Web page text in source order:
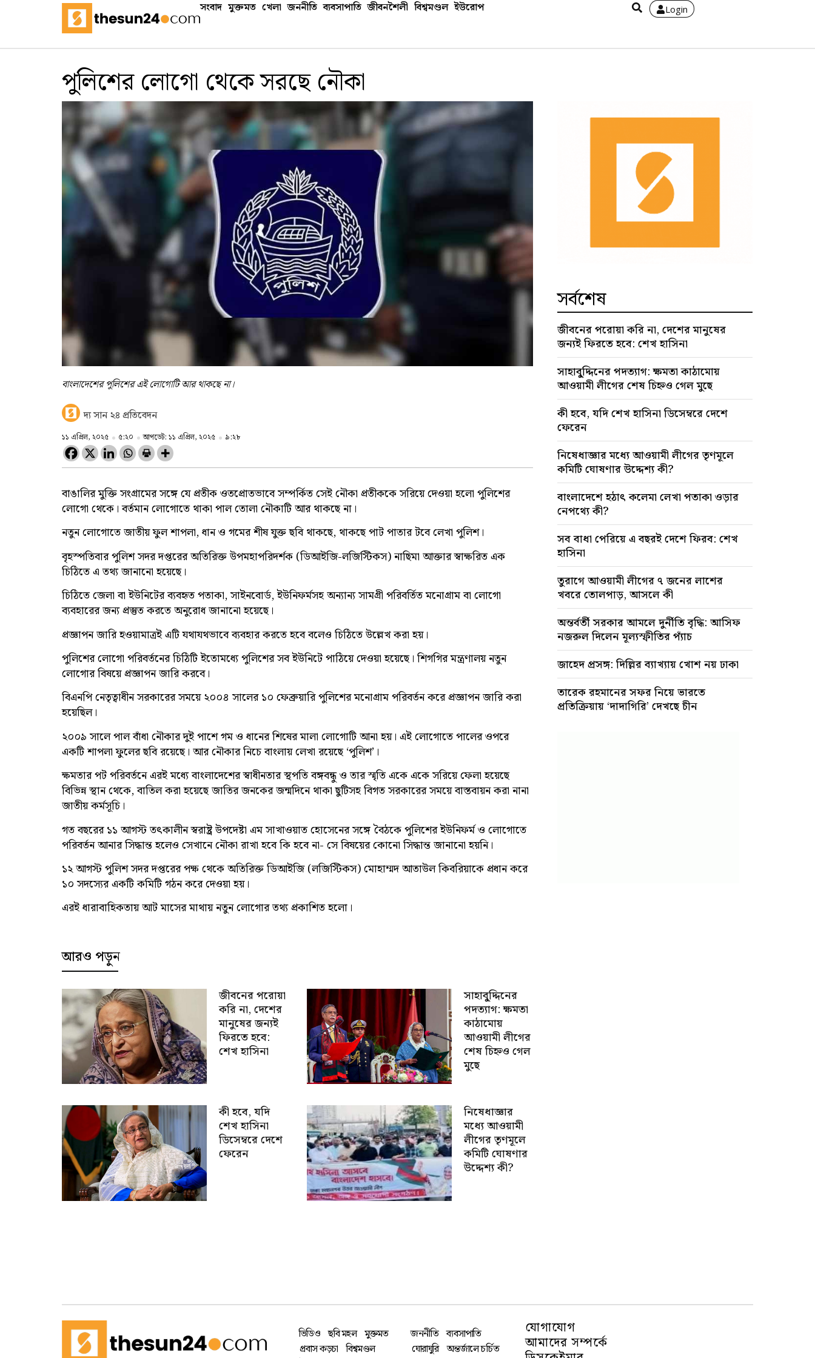
সংবাদ মুক্তমত খেলা জননীতি ব্যবসাপাতি জীবনশৈলী বিশ্বমণ্ডল ইউরোপ Login
পুলিশের লোগো থেকে সরছে নৌকা
বাংলাদেশের পুলিশের এই লোগোটি আর থাকছে না।
দ্য সান ২৪ প্রতিবেদন
১১ এপ্রিল, ২০২৫ ৫:২০ আপডেট: ১১ এপ্রিল, ২০২৫ ৯:২৮
বাঙালির মুক্তি সংগ্রামের সঙ্গে যে প্রতীক ওতপ্রোতভাবে সম্পর্কিত সেই নৌকা প্রতীককে সরিয়ে দেওয়া হলো পুলিশের
লোগো থেকে। বর্তমান লোগোতে থাকা পাল তোলা নৌকাটি আর থাকছে না।
নতুন লোগোতে জাতীয় ফুল শাপলা, ধান ও গমের শীষ যুক্ত ছবি থাকছে, থাকছে পাট পাতার টবে লেখা পুলিশ।
বৃহস্পতিবার পুলিশ সদর দপ্তরের অতিরিক্ত উপমহাপরিদর্শক (ডিআইজি-লজিস্টিকস) নাছিমা আক্তার স্বাক্ষরিত এক
চিঠিতে এ তথ্য জানানো হয়েছে।
চিঠিতে জেলা বা ইউনিটের ব্যবহৃত পতাকা, সাইনবোর্ড, ইউনিফর্মসহ অন্যান্য সামগ্রী পরিবর্তিত মনোগ্রাম বা লোগো
ব্যবহারের জন্য প্রস্তুত করতে অনুরোধ জানানো হয়েছে।
প্রজ্ঞাপন জারি হওয়ামাত্রই এটি যথাযথভাবে ব্যবহার করতে হবে বলেও চিঠিতে উল্লেখ করা হয়।
পুলিশের লোগো পরিবর্তনের চিঠিটি ইতোমধ্যে পুলিশের সব ইউনিটে পাঠিয়ে দেওয়া হয়েছে। শিগগির মন্ত্রণালয় নতুন
লোগোর বিষয়ে প্রজ্ঞাপন জারি করবে।
বিএনপি নেতৃত্বাধীন সরকারের সময়ে ২০০৪ সালের ১০ ফেব্রুয়ারি পুলিশের মনোগ্রাম পরিবর্তন করে প্রজ্ঞাপন জারি করা
হয়েছিল।
২০০৯ সালে পাল বাঁধা নৌকার দুই পাশে গম ও ধানের শিষের মালা লোগোটি আনা হয়। এই লোগোতে পালের ওপরে
একটি শাপলা ফুলের ছবি রয়েছে। আর নৌকার নিচে বাংলায় লেখা রয়েছে ‘পুলিশ’।
ক্ষমতার পট পরিবর্তনে এরই মধ্যে বাংলাদেশের স্বাধীনতার স্থপতি বঙ্গবন্ধু ও তার স্মৃতি একে একে সরিয়ে ফেলা হয়েছে
বিভিন্ন স্থান থেকে, বাতিল করা হয়েছে জাতির জনকের জন্মদিনে থাকা ছুটিসহ বিগত সরকারের সময়ে বাস্তবায়ন করা নানা
জাতীয় কর্মসূচি।
গত বছরের ১১ আগস্ট তৎকালীন স্বরাষ্ট্র উপদেষ্টা এম সাখাওয়াত হোসেনের সঙ্গে বৈঠকে পুলিশের ইউনিফর্ম ও লোগোতে
পরিবর্তন আনার সিদ্ধান্ত হলেও সেখানে নৌকা রাখা হবে কি হবে না- সে বিষয়ের কোনো সিদ্ধান্ত জানানো হয়নি।
১২ আগস্ট পুলিশ সদর দপ্তরের পক্ষ থেকে অতিরিক্ত ডিআইজি (লজিস্টিকস) মোহাম্মদ আতাউল কিবরিয়াকে প্রধান করে
১০ সদস্যের একটি কমিটি গঠন করে দেওয়া হয়।
এরই ধারাবাহিকতায় আট মাসের মাথায় নতুন লোগোর তথ্য প্রকাশিত হলো।
আরও পড়ুন
জীবনের পরোয়া
করি না, দেশের
মানুষের জন্যই
ফিরতে হবে:
শেখ হাসিনা
সাহাবু্দ্দিনের
পদত্যাগ: ক্ষমতা
কাঠামোয়
আওয়ামী লীগের
শেষ চিহ্নও গেল
মুছে
কী হবে, যদি
শেখ হাসিনা
ডিসেম্বরে দেশে
ফেরেন
নিষেধাজ্ঞার
মধ্যে আওয়ামী
লীগের তৃণমূলে
কমিটি ঘোষণার
উদ্দেশ্য কী?
সর্বশেষ
জীবনের পরোয়া করি না, দেশের মানুষের
জন্যই ফিরতে হবে: শেখ হাসিনা
সাহাবু্দ্দিনের পদত্যাগ: ক্ষমতা কাঠামোয়
আওয়ামী লীগের শেষ চিহ্নও গেল মুছে
কী হবে, যদি শেখ হাসিনা ডিসেম্বরে দেশে
ফেরেন
নিষেধাজ্ঞার মধ্যে আওয়ামী লীগের তৃণমূলে
কমিটি ঘোষণার উদ্দেশ্য কী?
বাংলাদেশে হঠাৎ কলেমা লেখা পতাকা ওড়ার
নেপথ্যে কী?
সব বাধা পেরিয়ে এ বছরই দেশে ফিরব: শেখ
হাসিনা
তুরাগে আওয়ামী লীগের ৭ জনের লাশের
খবরে তোলপাড়, আসলে কী
অন্তর্বর্তী সরকার আমলে দুর্নীতি বৃদ্ধি: আসিফ
নজরুল দিলেন মূল্যস্ফীতির প্যাঁচ
জাহেদ প্রসঙ্গ: দিল্লির ব্যাখ্যায় খোশ নয় ঢাকা
তারেক রহমানের সফর নিয়ে ভারতে
প্রতিক্রিয়ায় ‘দাদাগিরি’ দেখছে চীন
ভিডিও ছবি মহল মুক্তমত
প্রবাস কড়চা বিশ্বমণ্ডল
জননীতি ব্যবসাপাতি
ঘোরাঘুরি অন্তর্জালে চর্চিত
যোগাযোগ
আমাদের সম্পর্কে